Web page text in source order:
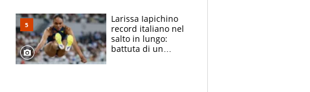
rischio da evitare
Larissa Iapichino
record italiano nel
salto in lungo:
battuta di un